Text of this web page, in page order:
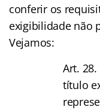
conferir os
exigibilidade não
Vejamos:
Art.
título